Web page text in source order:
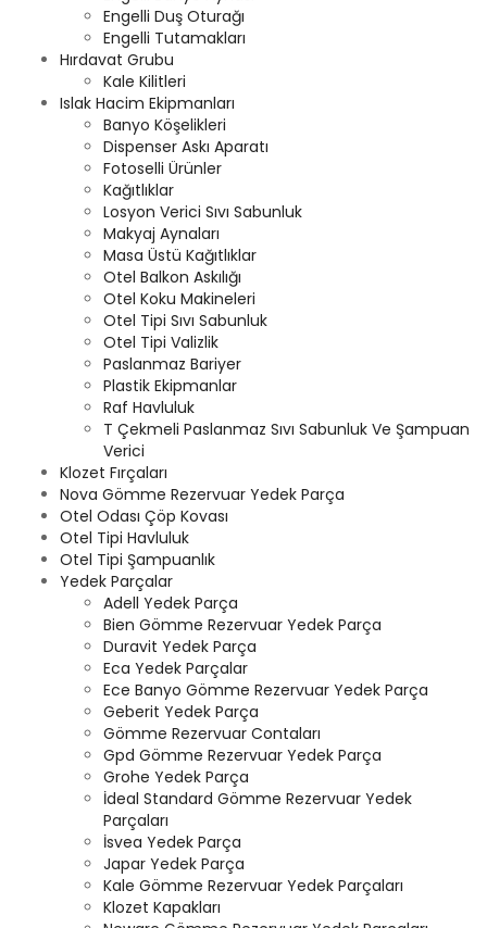
Engelli Duş Oturağı
Engelli Tutamakları
Hırdavat Grubu
Kale Kilitleri
Islak Hacim Ekipmanları
Banyo Köşelikleri
Dispenser Askı Aparatı
Fotoselli Ürünler
Kağıtlıklar
Losyon Verici Sıvı Sabunluk
Makyaj Aynaları
Masa Üstü Kağıtlıklar
Otel Balkon Askılığı
Otel Koku Makineleri
Otel Tipi Sıvı Sabunluk
Otel Tipi Valizlik
Paslanmaz Bariyer
Plastik Ekipmanlar
Raf Havluluk
T Çekmeli Paslanmaz Sıvı Sabunluk Ve Şampuan
Verici
Klozet Fırçaları
Nova Gömme Rezervuar Yedek Parça
Otel Odası Çöp Kovası
Otel Tipi Havluluk
Otel Tipi Şampuanlık
Yedek Parçalar
Adell Yedek Parça
Bien Gömme Rezervuar Yedek Parça
Duravit Yedek Parça
Eca Yedek Parçalar
Ece Banyo Gömme Rezervuar Yedek Parça
Geberit Yedek Parça
Gömme Rezervuar Contaları
Gpd Gömme Rezervuar Yedek Parça
Grohe Yedek Parça
İdeal Standard Gömme Rezervuar Yedek
Parçaları
İsvea Yedek Parça
Japar Yedek Parça
Kale Gömme Rezervuar Yedek Parçaları
Klozet Kapakları